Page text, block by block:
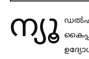
ന്യൂ